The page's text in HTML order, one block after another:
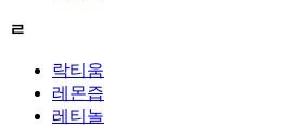
ㄹ
락티움
레몬즙
레티놀